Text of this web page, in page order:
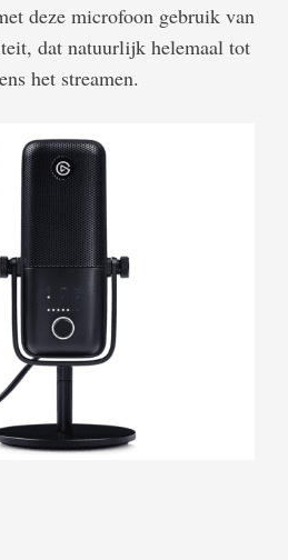
deze microfoon gebruik van
dat natuurlijk helemaal tot
het streamen.